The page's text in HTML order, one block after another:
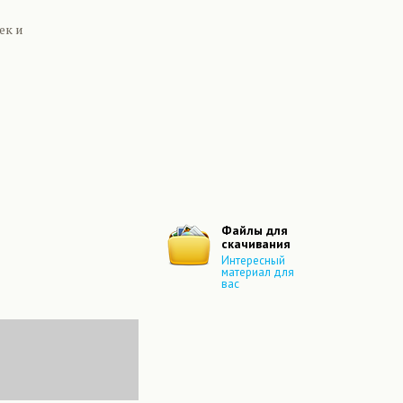
и
Файлы для
скачивания
Интересный
материал для
вас